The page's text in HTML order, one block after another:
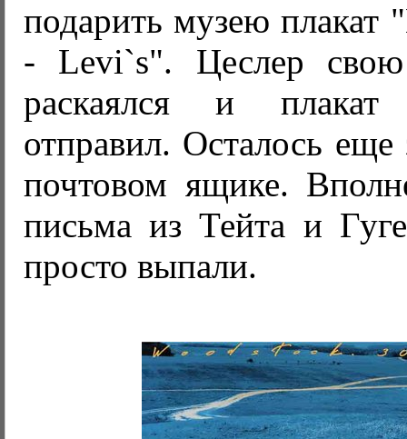
подарить музею плакат
- Levi`s". Цеслер свою
раскаялся и
отправил. Осталось еще
почтовом ящике.
письма из Тейта и
просто выпали.